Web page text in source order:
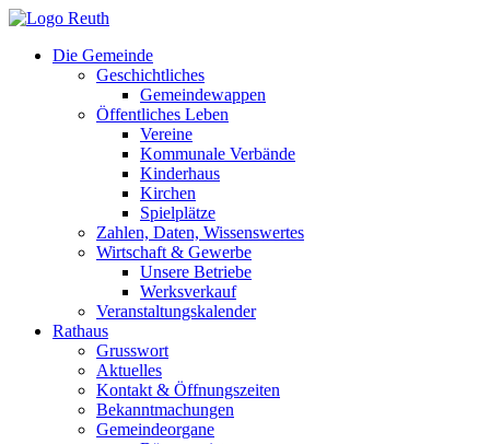
Zum
springenDie Gemeinde
Geschichtliches
Gemeindewappen
Öffentliches Leben
Vereine
Kommunale Verbände
Kinderhaus
Kirchen
Spielplätze
Zahlen, Daten, Wissenswertes
Wirtschaft & Gewerbe
Unsere Betriebe
Werksverkauf
Veranstaltungskalender
Rathaus
Grusswort
Aktuelles
Kontakt & Öffnungszeiten
Bekanntmachungen
Gemeindeorgane